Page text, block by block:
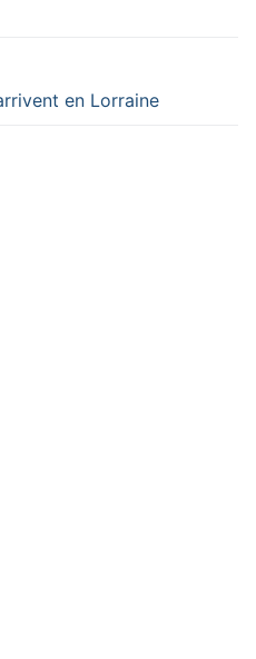
en Lorraine